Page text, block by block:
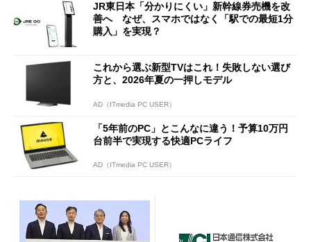
JR東日本「分かりにくい」新幹線券売機を改
善へ なぜ、スマホではなく「駅での最短1分
購入」を実現？
これから選ぶ新型TVはこれ！失敗しない選び
方と、2026年夏の一押しモデル
AD（ITmedia PC USER）
「5年前のPC」とこんなに違う！予算10万円
台前半で実現する快適PCライフ
AD（ITmedia PC USER）